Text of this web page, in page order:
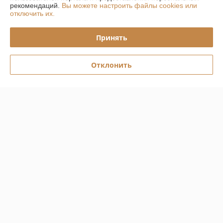
Полная версия сайта
Политика обработки cookies
Сайт создан на платформе Deal.by
рекомендаций. Вы можете настроить файлы cookies или
отключить их.
Принять
Отклонить